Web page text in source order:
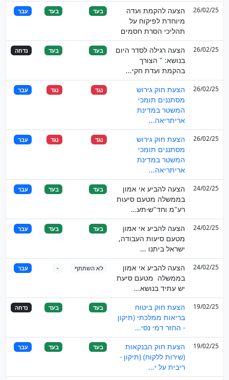
26/02/25
הצעה להקמת ועדה
מיוחדת לפיקוח על
תהליכי הסרת חסמים
בעד בעד עבר
26/02/25
הצעה רגילה לסדר היום
בנושא: " הצורך
בהקמת ועדת חקי...
בעד בעד נדחה
26/02/25
הצעת חוק גירוש
מסתננים תומכי
המשטר במדינת
אריתריאה...
נגד נגד עבר
26/02/25
הצעת חוק גירוש
מסתננים תומכי
המשטר במדינת
אריתריאה...
נגד נגד עבר
24/02/25
הצעה להביע אי אמון
בממשלה מטעם סיעות
רע"מ וחד"ש-תע...
בעד בעד עבר
24/02/25
הצעה להביע אי אמון
מטעם סיעות העבודה,
ישראל ביתנו ...
בעד בעד עבר
24/02/25
הצעה להביע אי אמון
בממשלה מטעם סיעת
יש עתיד בנושא...
לא השתתף - עבר
19/02/25
הצעת חוק ביטוח
בריאות ממלכתי (תיקון
- החזר דמי נסי...
בעד בעד נדחה
19/02/25
הצעת חוק הבנקאות
(שירות ללקוח) (תיקון -
ריבית על י...
בעד בעד עבר